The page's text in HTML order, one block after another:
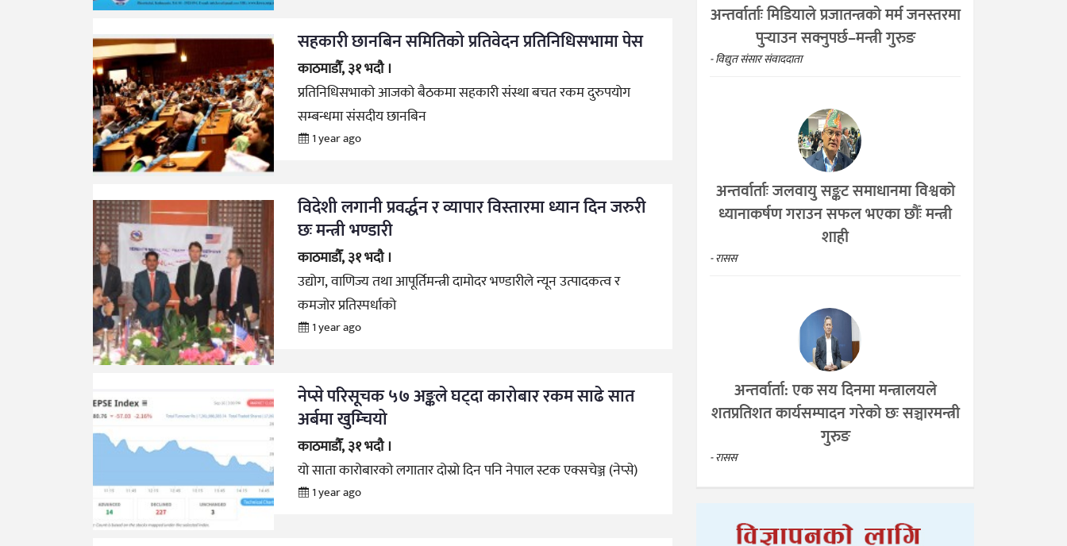
सहकारी छानबिन समितिको प्रतिवेदन प्रतिनिधिसभामा पेस
काठमाडौँ, ३१ भदौ ।
प्रतिनिधिसभाको आजको बैठकमा सहकारी संस्था बचत रकम दुरुपयोग
सम्बन्धमा संसदीय छानबिन
1 year ago
विदेशी लगानी प्रवर्द्धन र व्यापार विस्तारमा ध्यान दिन जरुरी
छः मन्त्री भण्डारी
काठमाडौँ, ३१ भदौ ।
उद्योग, वाणिज्य तथा आपूर्तिमन्त्री दामोदर भण्डारीले न्यून उत्पादकत्व र
कमजोर प्रतिस्पर्धाको
1 year ago
नेप्से परिसूचक ५७ अङ्कले घट्दा कारोबार रकम साढे सात
अर्बमा खुम्चियो
काठमाडौँ, ३१ भदौ ।
यो साता कारोबारको लगातार दोस्रो दिन पनि नेपाल स्टक एक्सचेञ्ज (नेप्से)
1 year ago
अन्तर्वार्ताः मिडियाले प्रजातन्त्रको मर्म जनस्तरमा
पुर्‍याउन सक्नुपर्छ–मन्त्री गुरुङ
- विद्युत संसार संवाददाता
अन्तर्वार्ताः जलवायु सङ्कट समाधानमा विश्वको
ध्यानाकर्षण गराउन सफल भएका छौँः मन्त्री
शाही
- रासस
अन्तर्वार्ता: एक सय दिनमा मन्त्रालयले
शतप्रतिशत कार्यसम्पादन गरेको छः सञ्चारमन्त्री
गुरुङ
- रासस